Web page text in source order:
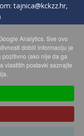
tajnica@kckzz.hr,
PODATAKA
županija. Sva prava
Analytics. Sve ovo
dobili informaciju je
(ako nije da ga
vlastitih postavki saznajte